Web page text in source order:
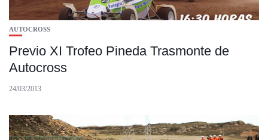
AUTOCROSS
Previo XI Trofeo Pineda Trasmonte de
Autocross
24/03/2013